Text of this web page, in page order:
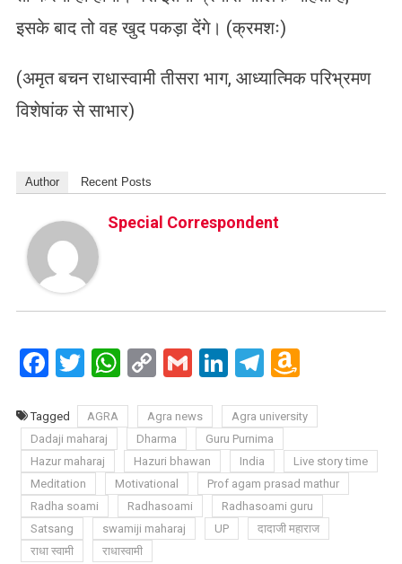
इसके बाद तो वह खुद पकड़ा देंगे। (क्रमशः)
(अमृत बचन राधास्वामी तीसरा भाग, आध्यात्मिक परिभ्रमण
विशेषांक से साभार)
Author Recent Posts
Special Correspondent
Facebook
Twitter
WhatsApp
CopyGmailLinkedIn
Telegram
Amazon
List
Tagged AGRA Agra news
Agra university
Dadaji maharaj
Dharma
Guru Purnima
Hazur maharaj
Hazuri bhawan India
Live story time
Meditation
Motivational
Prof agam prasad mathur
Radha soami
Radhasoami
Radhasoami guru
Satsang
swamiji maharaj UP
दादाजी महाराज
राधा स्वामी
राधास्वामी